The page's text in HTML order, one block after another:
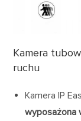
Kamera
ruchu
Kamera IP
wyposażona